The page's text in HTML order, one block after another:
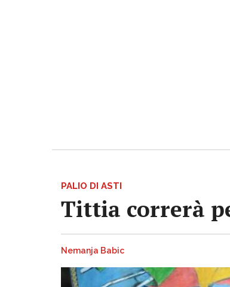
PALIO DI ASTI
Tittia correrà
Nemanja Babic